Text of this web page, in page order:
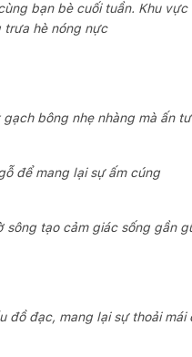
bạn bè cuối tuần. Khu
trưa hè nóng nực
bông nhẹ nhàng mà ấn
để mang lại sự ấm cúng
tạo cảm giác sống gần
đồ đạc, mang lại sự thoải mái